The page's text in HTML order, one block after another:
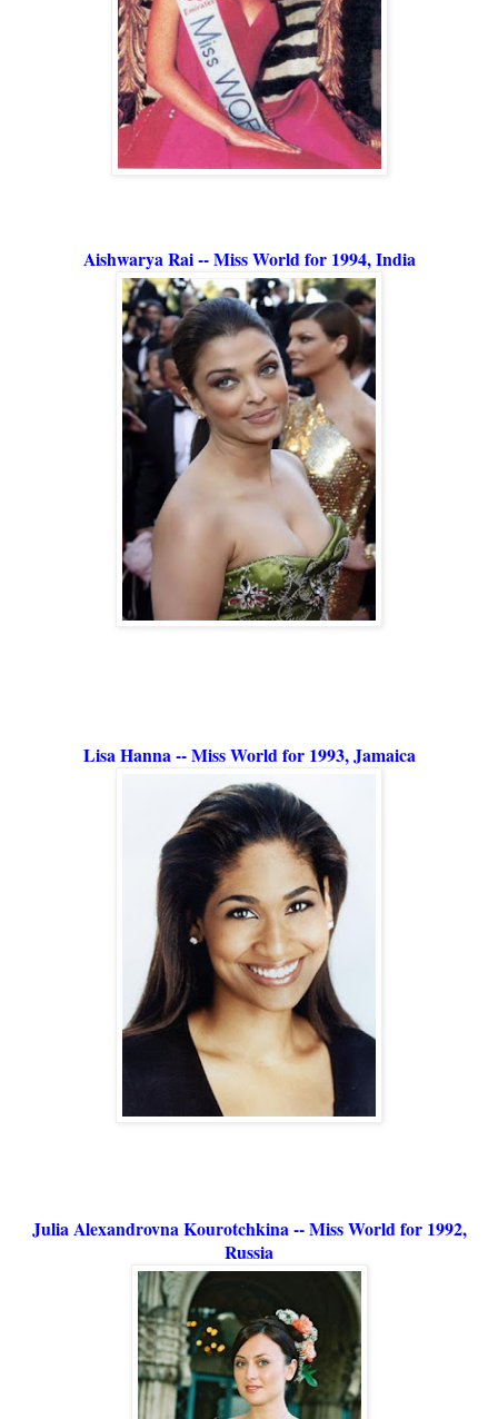
Aishwarya Rai -- Miss World for 1994, India
Lisa Hanna -- Miss World for 1993, Jamaica
Julia Alexandrovna Kourotchkina -- Miss World for 1992,
Russia